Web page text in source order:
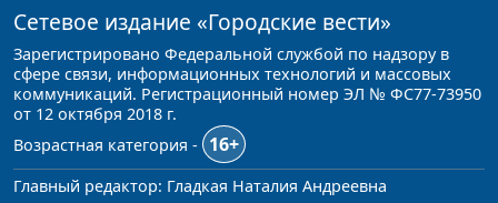
Сетевое издание «Городские вести»
Зарегистрировано Федеральной службой по надзору в
сфере связи, информационных технологий и массовых
коммуникаций. Регистрационный номер ЭЛ № ФС77-73950
от 12 октября 2018 г.
Возрастная категория -
16+
Главный редактор: Гладкая Наталия Андреевна